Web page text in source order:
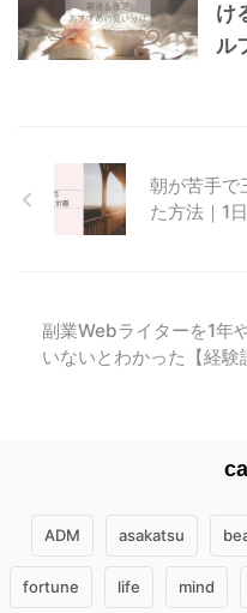
け
ル
朝が苦手で
た方法｜1
副業Webライターを1年
いないとわかった【経験
ADM asakatsu
fortune life mind